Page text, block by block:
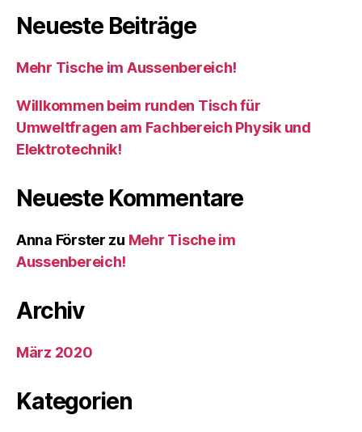
Neueste Beiträge
Mehr Tische im Aussenbereich!
Willkommen beim runden Tisch für
Umweltfragen am Fachbereich Physik und
Elektrotechnik!
Neueste Kommentare
Anna Förster zu Mehr Tische im
Aussenbereich!
Archiv
März 2020
Kategorien